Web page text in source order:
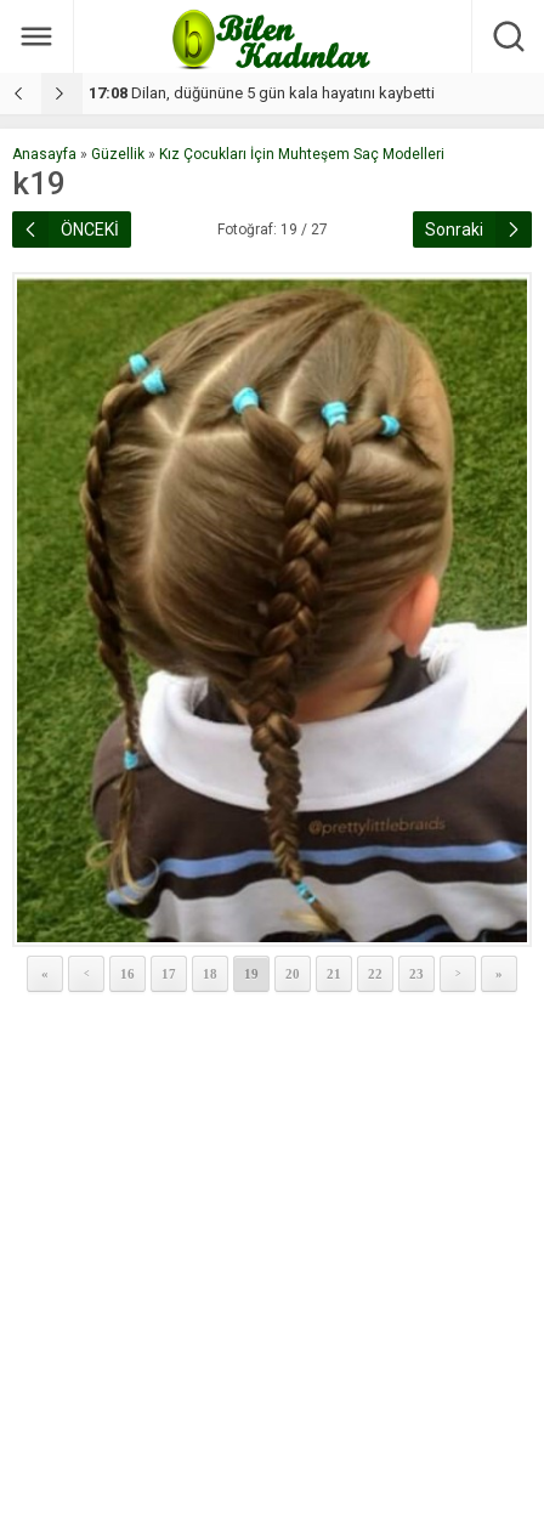
17:08 Dilan, düğününe 5 gün kala hayatını kaybetti
Anasayfa » Güzellik » Kız Çocukları İçin Muhteşem Saç Modelleri
k19
ÖNCEKİ Fotoğraf: 19 / 27 Sonraki
« < 16 17 18 19 20 21 22 23 > »